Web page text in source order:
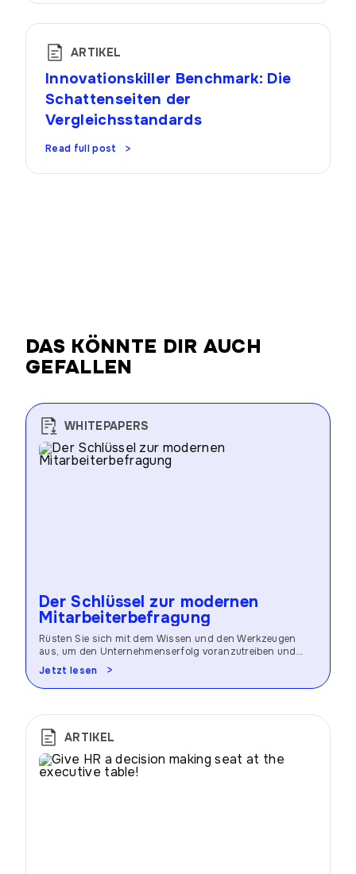
ARTIKEL
Innovationskiller Benchmark: Die
Schattenseiten der
Vergleichsstandards
Read full post
DAS KÖNNTE DIR AUCH
GEFALLEN
WHITEPAPERS
Der Schlüssel zur modernen
Mitarbeiterbefragung
Rüsten Sie sich mit dem Wissen und den Werkzeugen
aus, um den Unternehmenserfolg voranzutreiben und
eine florierende Arbeitsplatzkultur zu schaffen.
Jetzt lesen
ARTIKEL